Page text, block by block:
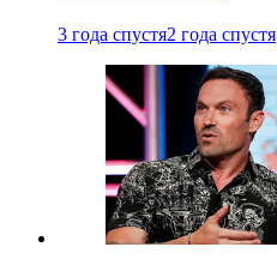
3 года спустя2 года спустя